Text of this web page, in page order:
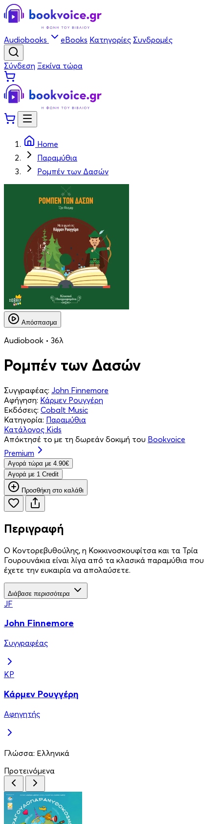
Audiobooks eBooks Κατηγορίες Συνδρομές
Σύνδεση Ξεκίνα τώρα
Home
Παραμύθια
Ρομπέν των Δασών
Απόσπασμα
Audiobook • 36λ
Ρομπέν των Δασών
Συγγραφέας: John Finnemore
Αφήγηση: Κάρμεν Ρουγγέρη
Εκδόσεις: Cobalt Music
Κατηγορία: Παραμύθια
Κατάλογος Kids
Απόκτησέ το με τη δωρεάν δοκιμή του Bookvoice
Premium
Aγορά τώρα με 4.90€
Aγορά με 1 Credit
Προσθήκη στο καλάθι
Περιγραφή
Ο Κοντορεβυθούλης, η Κοκκινοσκουφίτσα και τα Τρία
Γουρουνάκια είναι λίγα από τα κλασικά παραμύθια που
έχετε την ευκαιρία να απολαύσετε.
Διάβασε περισσότερα
JF
John Finnemore
Συγγραφέας
ΚΡ
Κάρμεν Ρουγγέρη
Αφηγητής
Γλώσσα: Ελληνικά
Προτεινόμενα